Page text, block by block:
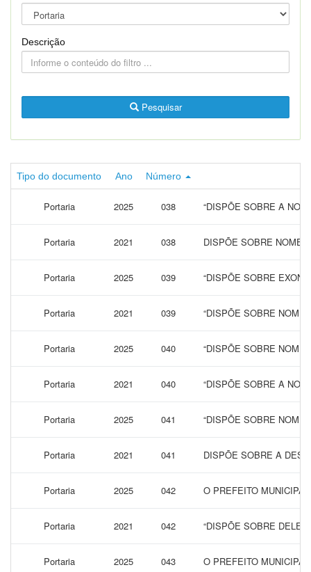
Descrição
Pesquisar
Tipo do documento Ano Número
Portaria 2025 038 “DISPÕE SOBRE A
Portaria 2021 038 DISPÕE SOBRE
Portaria 2025 039 “DISPÕE SOBRE
Portaria 2021 039 “DISPÕE SOBRE
Portaria 2025 040 “DISPÕE SOBRE
Portaria 2021 040 “DISPÕE SOBRE A
Portaria 2025 041 “DISPÕE SOBRE
Portaria 2021 041 DISPÕE SOBRE A
Portaria 2025 042 O PREFEITO
Portaria 2021 042 “DISPÕE SOBRE
Portaria 2025 043 O PREFEITO